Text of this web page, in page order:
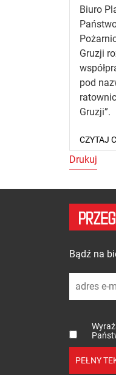
CZYTAJ
Biuro
Gruzji
pod
Gruzji”.
Drukuj
Bądź na
adres e-mail
PEŁNY